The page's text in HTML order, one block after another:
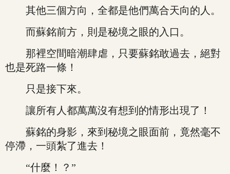
其他三個方向，全都是他們萬合天向的人。
而蘇銘前方，則是秘境之眼的入口。
那裡空間暗潮肆虐，只要蘇銘敢過去，絕對
也是死路一條！
只是接下來。
讓所有人都萬萬沒有想到的情形出現了！
蘇銘的身影，來到秘境之眼面前，竟然毫不
停滯，一頭紮了進去！
“什麼！？”